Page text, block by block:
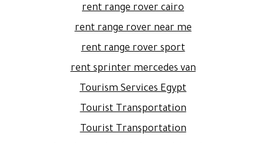
rent range rover cairo
rent range rover near me
rent range rover sport
rent sprinter mercedes van
Tourism Services Egypt
Tourist Transportation
Tourist Transportation